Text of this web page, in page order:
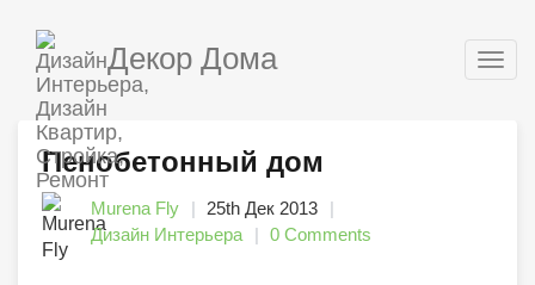
Декор Дома
Пенобетонный дом
Murena Fly
25th Дек 2013
Дизайн Интерьера
0 Comments